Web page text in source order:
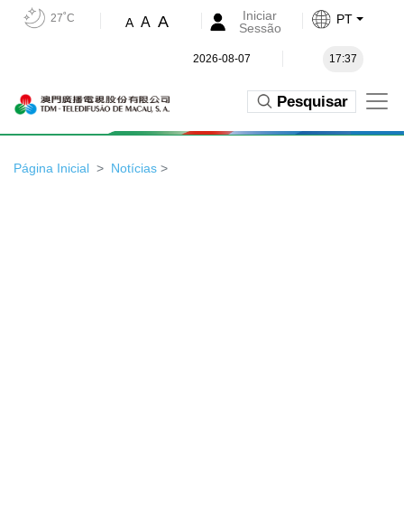
27˚C A A A
Iniciar
Sessão
PT
2026-08-07 17:37
Pesquisar
Página Inicial Notícias >